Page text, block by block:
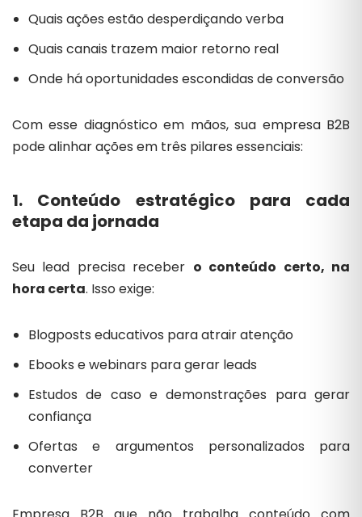
Quais ações estão desperdiçando verba
Quais canais trazem maior retorno real
Onde há oportunidades escondidas de conversão
Com esse diagnóstico em mãos, sua empresa B2B
pode alinhar ações em três pilares essenciais:
1. Conteúdo estratégico para cada
etapa da jornada
Seu lead precisa receber o conteúdo certo, na
hora certa. Isso exige:
Blogposts educativos para atrair atenção
Ebooks e webinars para gerar leads
Estudos de caso e demonstrações para gerar
confiança
Ofertas e argumentos personalizados para
converter